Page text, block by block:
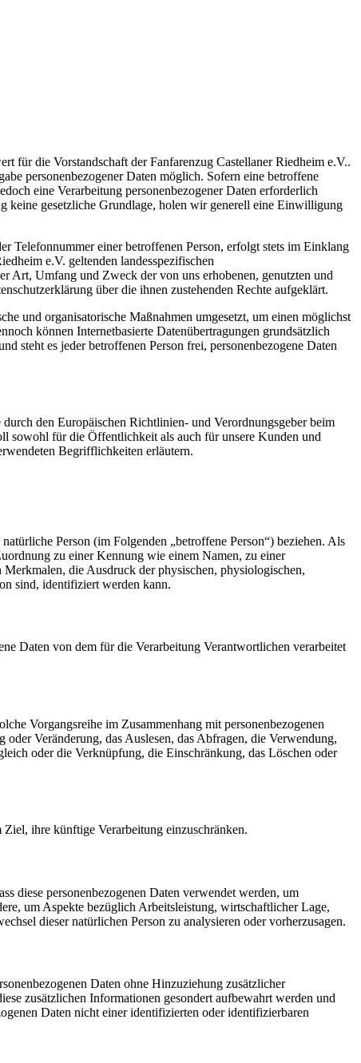
für die Vorstandschaft der Fanfarenzug Castellaner Riedheim e.V..
personenbezogener Daten möglich. Sofern eine betroffene
eine Verarbeitung personenbezogener Daten erforderlich
keine gesetzliche Grundlage, holen wir generell eine Einwilligung
Telefonnummer einer betroffenen Person, erfolgt stets im Einklang
e.V. geltenden landesspezifischen
Art, Umfang und Zweck der von uns erhobenen, genutzten und
über die ihnen zustehenden Rechte aufgeklärt.
und organisatorische Maßnahmen umgesetzt, um einen möglichst
können Internetbasierte Datenübertragungen grundsätzlich
steht es jeder betroffenen Person frei, personenbezogene Daten
den Europäischen Richtlinien- und Verordnungsgeber beim
sowohl für die Öffentlichkeit als auch für unsere Kunden und
Begrifflichkeiten erläutern.
Person (im Folgenden „betroffene Person“) beziehen. Als
zu einer Kennung wie einem Namen, zu einer
die Ausdruck der physischen, physiologischen,
sind, identifiziert werden kann.
Daten von dem für die Verarbeitung Verantwortlichen verarbeitet
Vorgangsreihe im Zusammenhang mit personenbezogenen
Veränderung, das Auslesen, das Abfragen, die Verwendung,
oder die Verknüpfung, die Einschränkung, das Löschen oder
ihre künftige Verarbeitung einzuschränken.
diese personenbezogenen Daten verwendet werden, um
um Aspekte bezüglich Arbeitsleistung, wirtschaftlicher Lage,
dieser natürlichen Person zu analysieren oder vorherzusagen.
Daten ohne Hinzuziehung zusätzlicher
zusätzlichen Informationen gesondert aufbewahrt werden und
Daten nicht einer identifizierten oder identifizierbaren